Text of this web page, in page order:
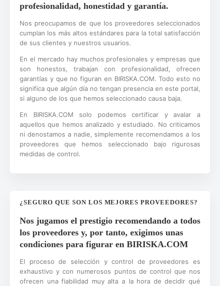
profesionalidad, honestidad y garantía.
Nos preocupamos de que los proveedores seleccionados
cumplan los más altos estándares para la total satisfacción
de sus clientes y nuestros usuarios.
En el mercado hay muchos profesionales y empresas que
son honestos, trabajan con profesionalidad, ofrecen
garantías y que no figuran en BIRISKA.COM. Todo esto no
significa que algún día no tengan presencia en este portal,
si alguno de los que hemos seleccionado causa baja.
En BIRISKA.COM solo podemos certificar y avalar a
aquellos que hemos analizado y estudiado. No criticamos
ni denostamos a nadie, simplemente recomendamos a los
proveedores que hemos seleccionado bajo rigurosas
medidas de control.
¿SEGURO QUE SON LOS MEJORES PROVEEDORES?
Nos jugamos el prestigio recomendando a todos
los proveedores y, por tanto, exigimos unas
condiciones para figurar en BIRISKA.COM
El proceso de selección y control de proveedores es
exhaustivo y con numerosos puntos de control que nos
ofrecen una fiabilidad muy alta a la hora de decidir qué